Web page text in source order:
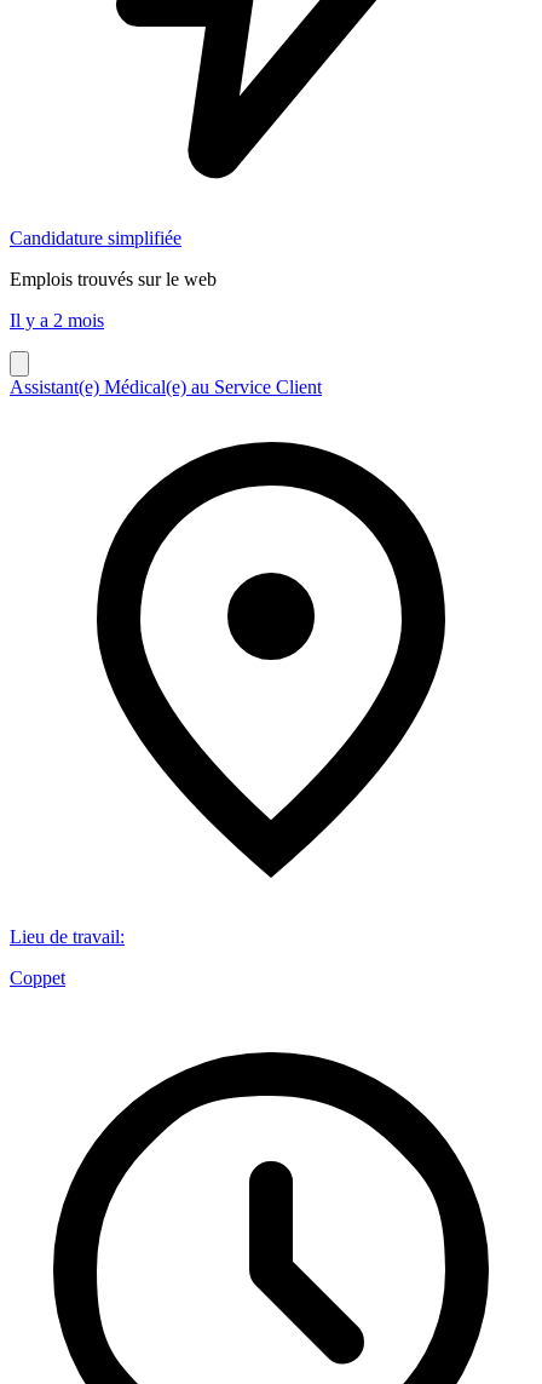
Candidature simplifiée
Emplois trouvés sur le web
Il y a 2 mois
Assistant(e) Médical(e) au Service Client
Lieu de travail:
Coppet